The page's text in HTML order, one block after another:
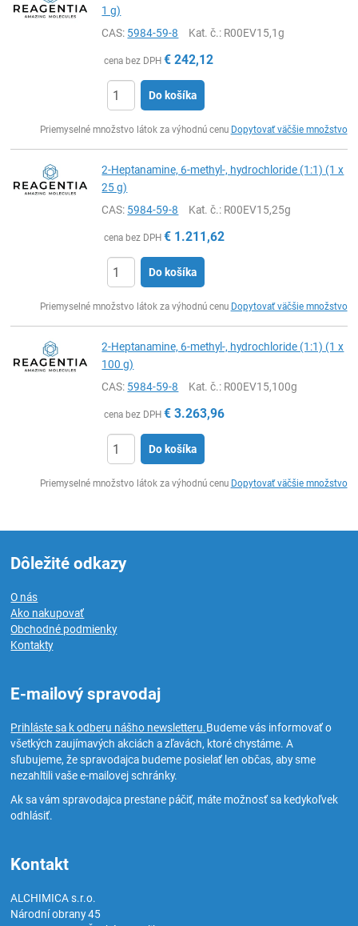
1 g)
CAS: 5984-59-8 Kat. č.: R00EV15,1g
cena bez DPH € 242,12
Do košíka
Priemyselné množstvo látok za výhodnú cenu Dopytovať väčšie množstvo
2-Heptanamine, 6-methyl-, hydrochloride (1:1) (1 x
25 g)
CAS: 5984-59-8 Kat. č.: R00EV15,25g
cena bez DPH € 1.211,62
Do košíka
Priemyselné množstvo látok za výhodnú cenu Dopytovať väčšie množstvo
2-Heptanamine, 6-methyl-, hydrochloride (1:1) (1 x
100 g)
CAS: 5984-59-8 Kat. č.: R00EV15,100g
cena bez DPH € 3.263,96
Do košíka
Priemyselné množstvo látok za výhodnú cenu Dopytovať väčšie množstvo
Dôležité odkazy
O nás
Ako nakupovať
Obchodné podmienky
Kontakty
E-mailový spravodaj
Prihláste sa k odberu nášho newsletteru.Budeme vás informovať o
všetkých zaujímavých akciách a zľavách, ktoré chystáme. A
sľubujeme, že spravodajca budeme posielať len občas, aby sme
nezahltili vaše e-mailovej schránky.
Ak sa vám spravodajca prestane páčiť, máte možnosť sa kedykoľvek
odhlásiť.
Kontakt
ALCHIMICA s.r.o.
Národní obrany 45